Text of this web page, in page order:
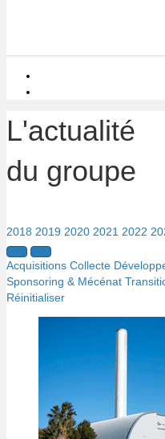
L'actualité
du groupe
2018 2019 2020 2021 2022
Acquisitions Collecte
Sponsoring & Mécénat
Réinitialiser